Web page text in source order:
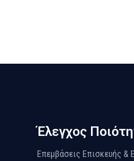
Έλεγχος
Επεμβάσεις Επισκευής &